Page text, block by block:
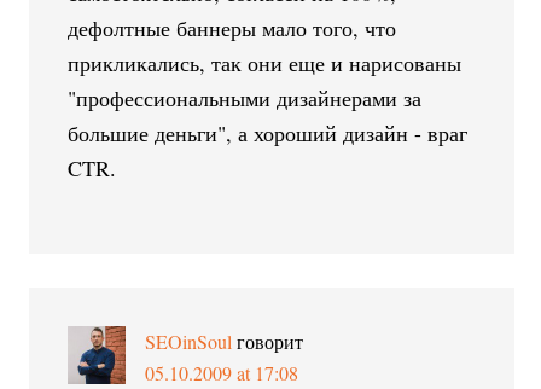
дефолтные баннеры мало того, что
прикликались, так они еще и нарисованы
"профессиональными дизайнерами за
большие деньги", а хороший дизайн - враг
CTR.
SEOinSoul говорит
05.10.2009 at 17:08